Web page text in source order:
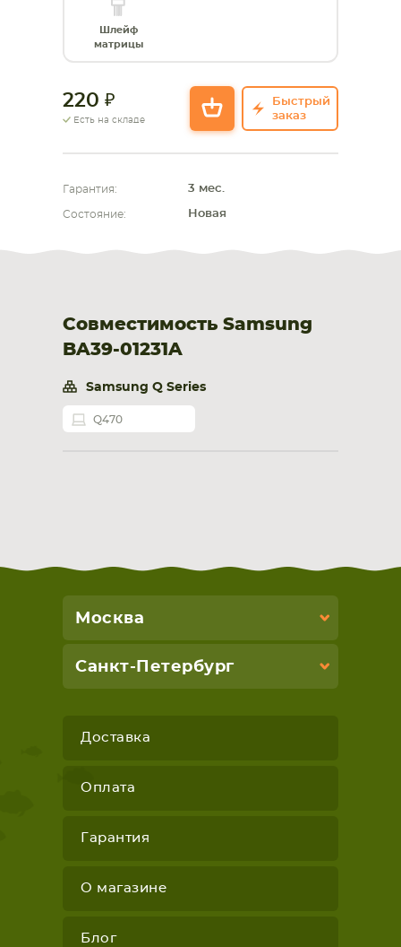
КОМПЛЕКТУЮЩИЕ
Шлейф
матрицы
220
Есть на складе
Быстрый
заказ
Гарантия: 3 мес.
Состояние: Новая
Совместимость Samsung
BA39-01231A
Samsung Q Series
Q470
Москва
Санкт-Петербург
Доставка
Оплата
Гарантия
О магазине
Блог